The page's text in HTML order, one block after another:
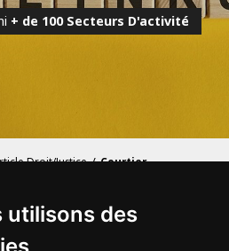
utilisons des
+ de 100 Secteurs D'activité
Droit/Justice / Courtier